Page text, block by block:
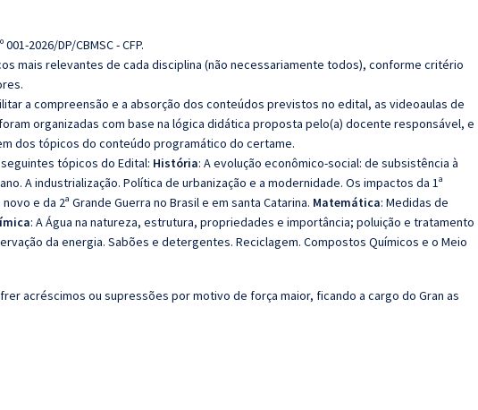
2026/DP/CBMSC - CFP.
mais relevantes de cada disciplina (não necessariamente todos), conforme critério
a compreensão e a absorção dos conteúdos previstos no edital, as videoaulas de
organizadas com base na lógica didática proposta pelo(a) docente responsável, e
dos tópicos do conteúdo programático do certame.
tópicos do Edital: História: A evolução econômico-social: de subsistência à
A industrialização. Política de urbanização e a modernidade. Os impactos da 1ª
e da 2ª Grande Guerra no Brasil e em santa Catarina. Matemática: Medidas de
: A Água na natureza, estrutura, propriedades e importância; poluição e tratamento
da energia. Sabões e detergentes. Reciclagem. Compostos Químicos e o Meio
acréscimos ou supressões por motivo de força maior, ficando a cargo do Gran as